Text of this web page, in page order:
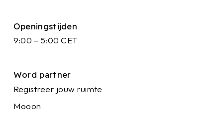
Openingstijden
9:00 – 5:00 CET
Word partner
Registreer jouw ruimte
Mooon